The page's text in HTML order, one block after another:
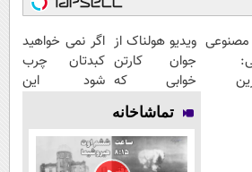
ویدیو هولناک از
جوان کارتن
خوابی که
میلیاردر شد.
آموزش رایگان
اگر نمی خواهید
کبدتان چرب
شود این
تماشاخانه